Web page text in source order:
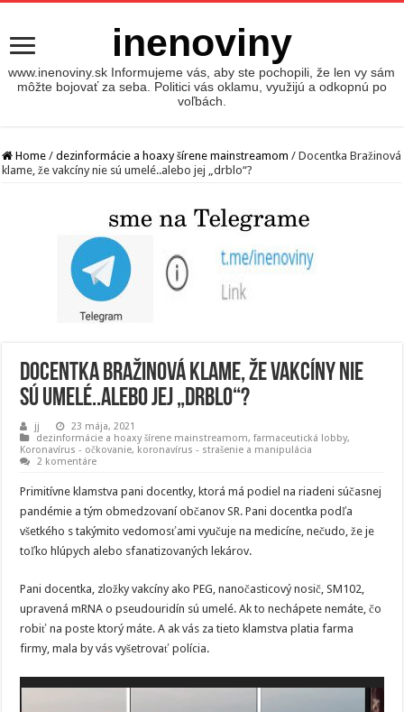
inenoviny
www.inenoviny.sk Informujeme vás, aby ste pochopili, že len vy sám
môžte bojovať za seba. Politici vás oklamu, využijú a odkopnú po
voľbách.
Home / dezinformácie a hoaxy šírene mainstreamom / Docentka Bražinová
klame, že vakcíny nie sú umelé..alebo jej „drblo“?
Docentka Bražinová klame, že vakcíny nie
sú umelé..alebo jej „drblo“?
jj
23 mája, 2021
dezinformácie a hoaxy šírene mainstreamom,farmaceutická lobby,
Koronavírus - očkovanie, koronavírus - strašenie a manipulácia
2 komentáre
Primitívne klamstva pani docentky, ktorá má podiel na riadeni súčasnej
pandémie a tým obmedzovaní občanov SR. Pani docentka podľa
všetkého s takýmito vedomosťami vyučuje na medicíne, nečudo, že je
toľko hlúpych alebo sfanatizovaných lekárov.
Pani docentka, zložky vakcíny ako PEG, nanočasticový nosič, SM102,
upravená mRNA o pseudouridín sú umelé. Ak to nechápete nemáte, čo
robiť na poste ktorý máte. A ak vás za tieto klamstva platia farma
firmy, mala by vás vyšetrovať polícia.
Video